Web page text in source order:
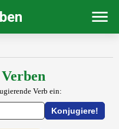
Verb ein: